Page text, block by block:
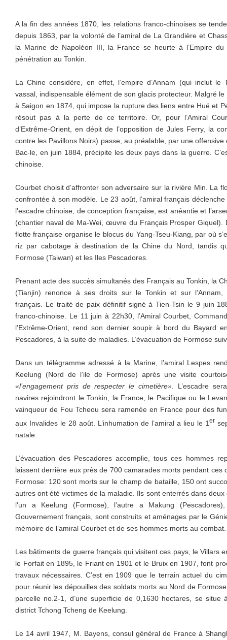
A la fin des années 1870, les relations franco-chinoises se
depuis 1863, par la volonté de l’amiral de La Grandière et
la Marine de Napoléon III, la France se heurte à l’Empire
pénétration au Tonkin.
La Chine considère, en effet, l’empire d’Annam (qui inclut le
vassal, indispensable élément de son glacis protecteur. Malgré
à Saigon en 1874, qui impose la rupture des liens entre Hué et
résout pas à la perte de ce territoire. Or, pour l’Amiral
d’Extrême-Orient, en dépit de l’opposition de Jules Ferry, la
contre les Pavillons Noirs) passe, au préalable, par une offensive
Bac-le, en juin 1884, précipite les deux pays dans la guerre.
chinoise.
Courbet choisit d’affronter son adversaire sur la rivière Min. La
confrontée à son modèle. Le 23 août, l’amiral français
l’escadre chinoise, de conception française, est anéantie et
(chantier naval de Ma-Wei, œuvre du Français Prosper Giquel).
flotte française organise le blocus du Yang-Tseu-Kiang, par où
riz par cabotage à destination de la Chine du Nord, tandis
Formose (Taiwan) et les Iles Pescadores.
Prenant acte des succès simultanés des Français au Tonkin, la
(Tianjin) renonce à ses droits sur le Tonkin et sur l’Annam,
français. Le traité de paix définitif signé à Tien-Tsin le 9 juin
franco-chinoise. Le 11 juin à 22h30, l’Amiral Courbet,
l’Extrême-Orient, rend son dernier soupir à bord du Bayard
Pescadores, à la suite de maladies. L’évacuation de Formose
Dans un télégramme adressé à la Marine, l’amiral Lespes
Keelung (Nord de l’ile de Formose) après une visite
«l’engagement pris de respecter le cimetière» . L’escadre
navires rejoindront le Tonkin, la France, le Pacifique ou le
vainqueur de Fou Tcheou sera ramenée en France pour des
aux Invalides le 28 août. L’inhumation de l’amiral a lieu le 1 er
natale.
L’évacuation des Pescadores accomplie, tous ces hommes
laissent derrière eux près de 700 camarades morts pendant ces
Formose: 120 sont morts sur le champ de bataille, 150 ont
autres ont été victimes de la maladie. Ils sont enterrés dans
l’un a Keelung (Formose), l’autre a Makung
Gouvernement français, sont construits et aménages par le
mémoire de l’amiral Courbet et de ses hommes morts au combat.
Les bâtiments de guerre français qui visitent ces pays, le Villars
le Forfait en 1895, le Friant en 1901 et le Bruix en 1907, font
travaux nécessaires. C’est en 1909 que le terrain actuel du
pour réunir les dépouilles des soldats morts au Nord de
parcelle no.2-1, d’une superficie de 0,1630 hectares, se situe
district Tchong Tcheng de Keelung.
Le 14 avril 1947, M. Bayens, consul général de France à